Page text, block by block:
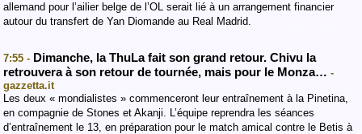
allemand pour l’ailier belge de l’OL serait lié à un arrangement financier
autour du transfert de Yan Diomande au Real Madrid.
7:55 - Dimanche, la ThuLa fait son grand retour. Chivu la
retrouvera à son retour de tournée, mais pour le Monza… -
gazzetta.it
Les deux « mondialistes » commenceront leur entraînement à la Pinetina,
en compagnie de Stones et Akanji. L’équipe reprendra les séances
d’entraînement le 13, en préparation pour le match amical contre le Betis à